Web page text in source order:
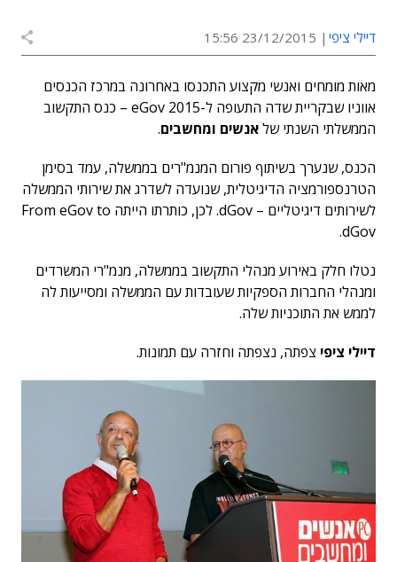
דיילי ציפי 23/12/2015 15:56
מאות מומחים ואנשי מקצוע התכנסו באחרונה במרכז הכנסים
אווניו שבקריית שדה התעופה ל-eGov 2015 – כנס התקשוב
הממשלתי השנתי שלאנשים ומחשבים.
הכנס, שנערך בשיתוף פורום המנמ"רים בממשלה, עמד בסימן
הטרנספורמציה הדיגיטלית, שנועדה לשדרג את שירותי הממשלה
לשירותים דיגיטליים – dGov. לכן, כותרתו הייתה From eGov to
dGov.
נטלו חלק באירוע מנהלי התקשוב בממשלה, מנמ"רי המשרדים
ומנהלי החברות הספקיות שעובדות עם הממשלה ומסייעות לה
לממש את התוכניות שלה.
דיילי ציפי צפתה, נצפתה וחזרה עם תמונות.